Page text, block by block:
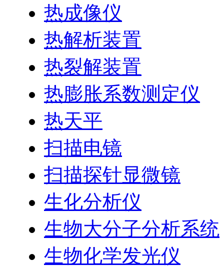
热成像仪
热解析装置
热裂解装置
热膨胀系数测定仪
热天平
扫描电镜
扫描探针显微镜
生化分析仪
生物大分子分析系统
生物化学发光仪